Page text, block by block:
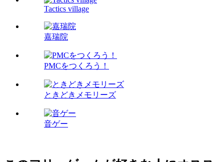
Tactics village
嘉瑞院
PMCをつくろう！
ときどきメモリーズ
音ゲー